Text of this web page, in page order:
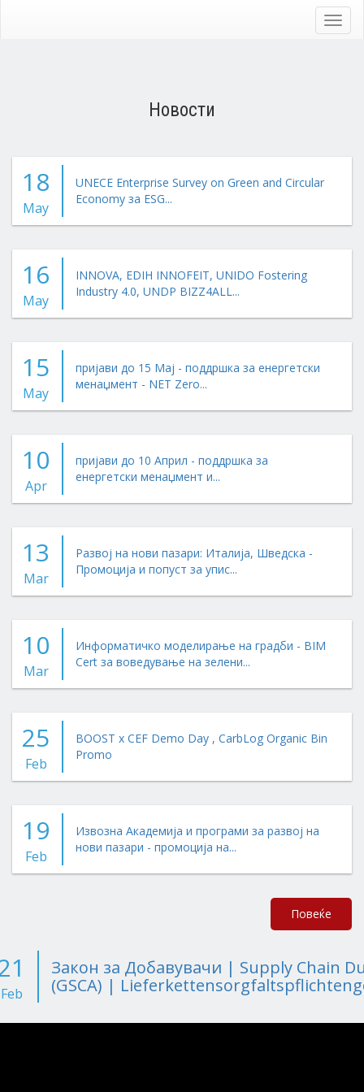
Новости
18
May
UNECE Enterprise Survey on Green and Circular
Economy за ESG...
16
May
INNOVA, EDIH INNOFEIT, UNIDO Fostering
Industry 4.0, UNDP BIZZ4ALL...
15
May
пријави до 15 Мај - поддршка за енергетски
менаџмент - NET Zero...
10
Apr
пријави до 10 Април - поддршка за
енергетски менаџмент и...
13
Mar
Развој на нови пазари: Италија, Шведска -
Промоција и попуст за упис...
10
Mar
Информатичко моделирање на градби - BIM
Cert за воведување на зелени...
25
Feb
BOOST x CEF Demo Day , CarbLog Organic Bin
Promo
19
Feb
Извозна Академија и програми за развој на
нови пазари - промоција на...
Повеќе
Feb
Закон за Добавувачи | Supply Chain
(GSCA) |